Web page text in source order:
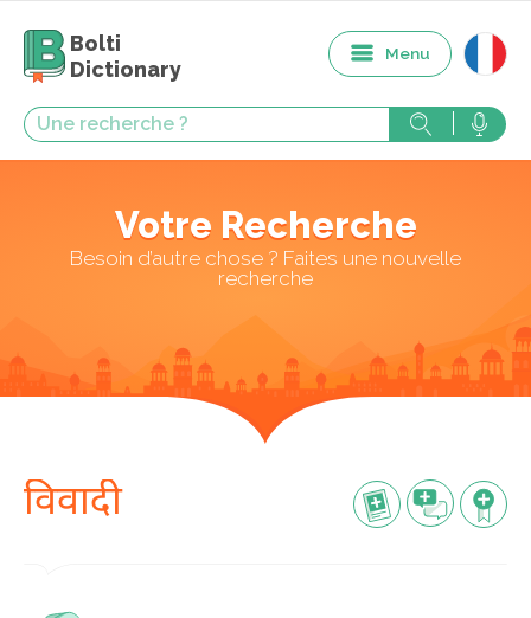
Bolti
Dictionary
Menu
Votre Recherche
Besoin d’autre chose ? Faites une nouvelle
recherche
विवादी